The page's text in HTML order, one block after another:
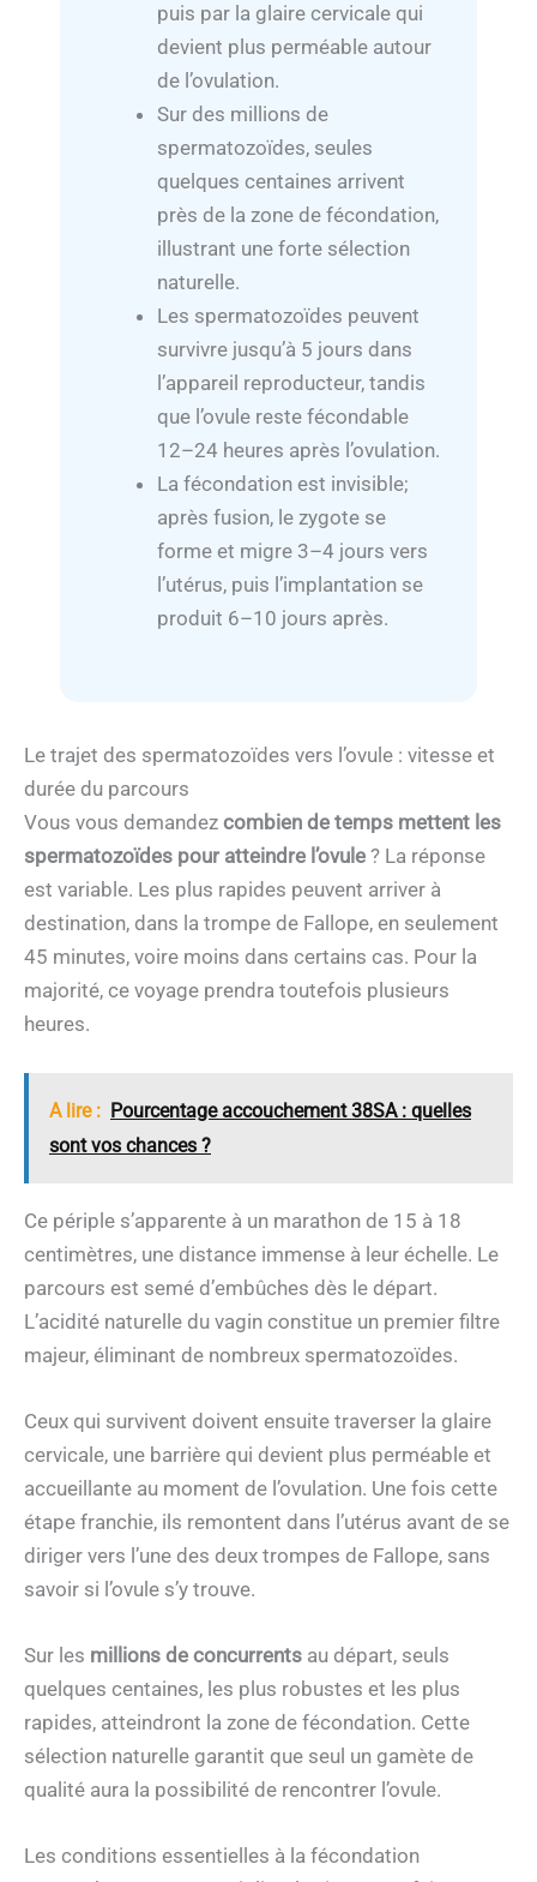
puis par la glaire cervicale qui
devient plus perméable autour
de l’ovulation.
Sur des millions de
spermatozoïdes, seules
quelques centaines arrivent
près de la zone de fécondation,
illustrant une forte sélection
naturelle.
Les spermatozoïdes peuvent
survivre jusqu’à 5 jours dans
l’appareil reproducteur, tandis
que l’ovule reste fécondable
12–24 heures après l’ovulation.
La fécondation est invisible;
après fusion, le zygote se
forme et migre 3–4 jours vers
l’utérus, puis l’implantation se
produit 6–10 jours après.
Le trajet des spermatozoïdes vers l’ovule : vitesse et
durée du parcours
Vous vous demandez combien de temps mettent les
spermatozoïdes pour atteindre l’ovule ? La réponse
est variable. Les plus rapides peuvent arriver à
destination, dans la trompe de Fallope, en seulement
45 minutes, voire moins dans certains cas. Pour la
majorité, ce voyage prendra toutefois plusieurs
heures.
A lire : Pourcentage accouchement 38SA : quelles
sont vos chances ?
Ce périple s’apparente à un marathon de 15 à 18
centimètres, une distance immense à leur échelle. Le
parcours est semé d’embûches dès le départ.
L’acidité naturelle du vagin constitue un premier filtre
majeur, éliminant de nombreux spermatozoïdes.
Ceux qui survivent doivent ensuite traverser la glaire
cervicale, une barrière qui devient plus perméable et
accueillante au moment de l’ovulation. Une fois cette
étape franchie, ils remontent dans l’utérus avant de se
diriger vers l’une des deux trompes de Fallope, sans
savoir si l’ovule s’y trouve.
Sur les millions de concurrents au départ, seuls
quelques centaines, les plus robustes et les plus
rapides, atteindront la zone de fécondation. Cette
sélection naturelle garantit que seul un gamète de
qualité aura la possibilité de rencontrer l’ovule.
Les conditions essentielles à la fécondation